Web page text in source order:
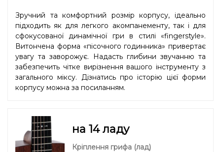
Зручний та комфортний розмір корпусу, ідеально
підходить як для легкого акомпанементу, так і для
сфокусованої динамічної гри в стилі «fingerstyle».
Витончена форма «пісочного годинника» привертає
увагу та заворожує. Надасть глибини звучанню та
забезпечить чітке вирізнення вашого інструменту з
загального міксу. Дізнатись про історію цієї форми
корпусу можна за посиланням.
на 14 ладу
Кріплення грифа (лад)